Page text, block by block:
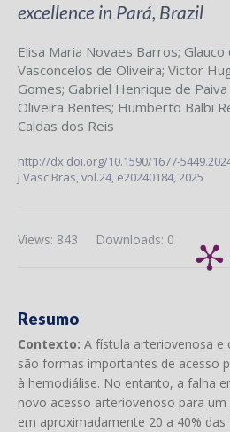
excellence in Pará, Brazil
Elisa Maria Novaes Barros;
Vasconcelos de Oliveira; Victor
Gomes; Gabriel Henrique de
Oliveira Bentes; Humberto Balbi
Caldas dos Reis
http://dx.doi.org/10.1590/1677-
J Vasc Bras,vol.24, e20240184, 2025
Downloads: 0
Views: 843
Resumo
Contexto: A fístula arteriovenosa
são formas importantes de acesso
à hemodiálise. No entanto, a falha
novo acesso arteriovenoso para
em aproximadamente 20 a 40%